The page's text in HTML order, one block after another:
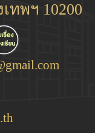
ทพฯ 10200